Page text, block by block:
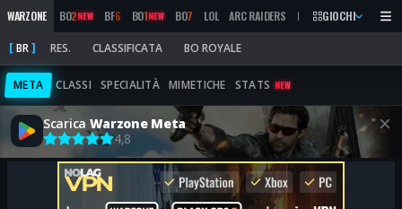
WARZONE BO2NEW BF6 BO1NEW BO7 LOL ARC RAIDERS MW 2019 MARATHON
GIOCHI
BR RES. CLASSIFICATA BO ROYALE
META CLASSI SPECIALITÀ MIMETICHE STATS NEW
Scarica Warzone Meta
4,8